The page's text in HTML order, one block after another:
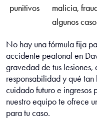
punitivos
malicia,
algunos
No hay una fórmula fija
accidente peatonal en
gravedad de tus lesiones,
responsabilidad y qué
cuidado futuro e ingresos
nuestro equipo te ofrece
para tu caso.